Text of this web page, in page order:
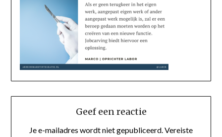
Geef een reactie
Je e-mailadres wordt niet gepubliceerd. Vereiste